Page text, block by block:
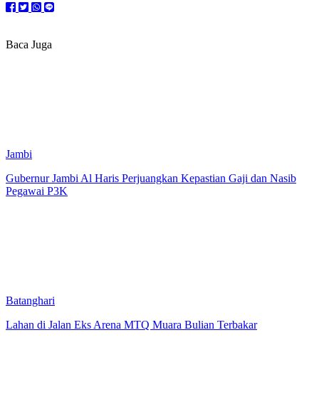
Baca Juga
Jambi
Gubernur Jambi Al Haris Perjuangkan Kepastian Gaji dan Nasib
Pegawai P3K
Batanghari
Lahan di Jalan Eks Arena MTQ Muara Bulian Terbakar